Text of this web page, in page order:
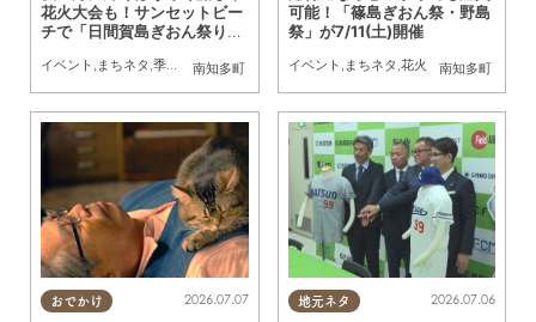
南知多町
花火大会も！サンセットビー
チで「日間賀島ぎおん祭り」
イベント , まちネタ ,季節ネタ ,花火 南知多町
可能！「篠島ぎおん祭・野島
祭」が7/11(土)開催
イベント , まちネタ ,花火
おでかけ 2026.07.07 地元ネタ 2026.07.06